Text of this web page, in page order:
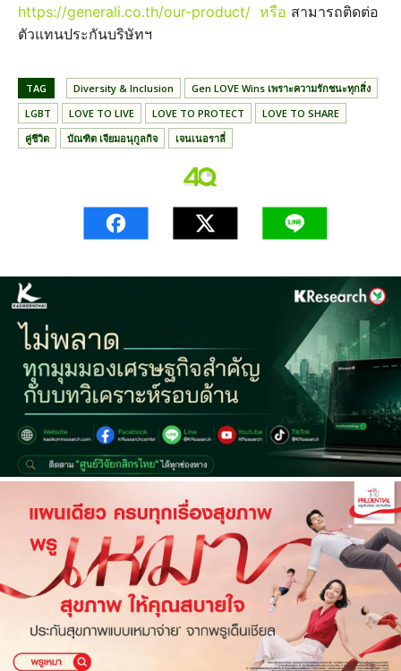
https://generali.co.th/our-product/ หรือ สามารถติดต่อ
ตัวแทนประกันบริษัทฯ
TAG Diversity & Inclusion
Gen LOVE Wins เพราะความรักชนะทุกสิ่ง
LGBT
LOVE TO LIVE LOVE TO PROTECT
LOVE TO SHARE
คู่ชีวิต
บัณฑิต เจียมอนุกูลกิจ เจนเนอราลี่